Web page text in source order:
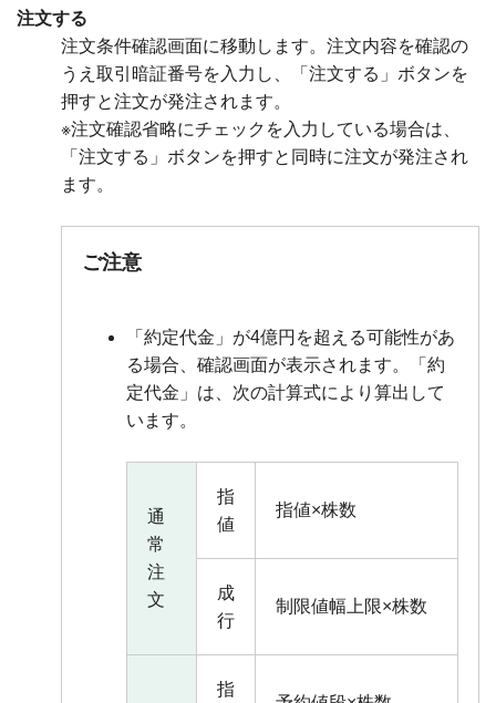
注文する
注文条件確認画面に移動します。注文内容を確認の
うえ取引暗証番号を入力し、「注文する」ボタンを
押すと注文が発注されます。
※注文確認省略にチェックを入力している場合は、
「注文する」ボタンを押すと同時に注文が発注され
ます。
ご注意
「約定代金」が4億円を超える可能性があ
る場合、確認画面が表示されます。「約
定代金」は、次の計算式により算出して
います。
通
常
注
文
指
値
指値×株数
成
行
制限値幅上限×株数
指